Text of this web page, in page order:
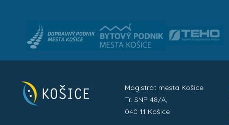
Magistrát mesta Košice
Tr. SNP 48/A,
040 11 Košice